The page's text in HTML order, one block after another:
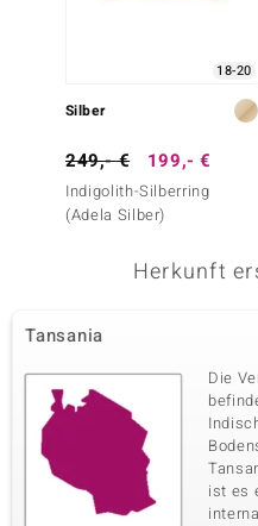
18-20
Silber
249,- € 199,- €
Indigolith-Silberring
(Adela Silber)
Herkunft
Tansania
Die
ist es